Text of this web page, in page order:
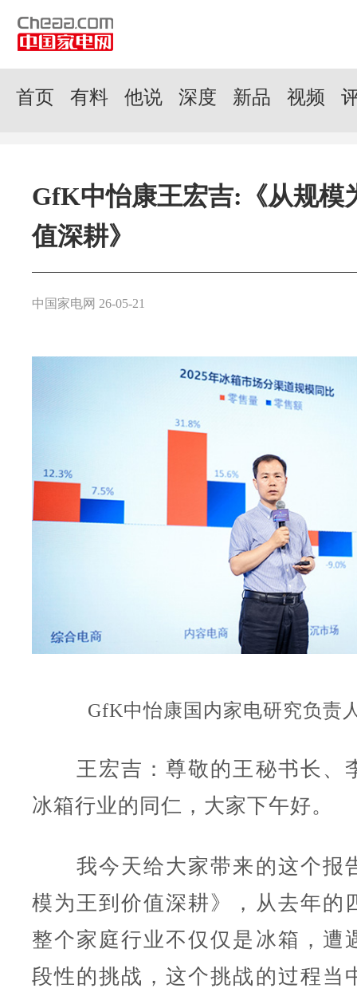
首页 有料 他说 深度 新品 视频
GfK中怡康王宏吉:《从规模
值深耕》
中国家电网 26-05-21
GfK中怡康国内家电研究负责
王宏吉：尊敬的王秘书长、
冰箱行业的同仁，大家下午好。
我今天给大家带来的这个报
模为王到价值深耕》，从去年的
整个家庭行业不仅仅是冰箱，遭
段性的挑战，这个挑战的过程当